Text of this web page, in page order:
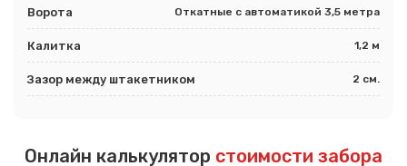
Ворота Откатные с автоматикой 3,5 метра
Калитка 1,2 м
Зазор между штакетником 2 см.
Онлайн калькулятор стоимости забора